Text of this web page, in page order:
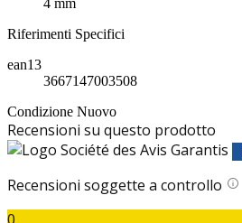
4 mm
Riferimenti Specifici
ean13
3667147003508
Condizione Nuovo
Recensioni su questo prodotto
Recensioni soggette a controllo